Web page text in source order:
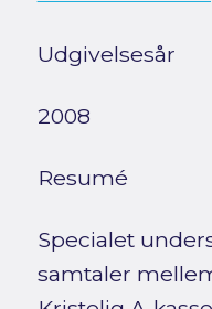
Udgivelsesår
2008
Resumé
Specialet
samtaler